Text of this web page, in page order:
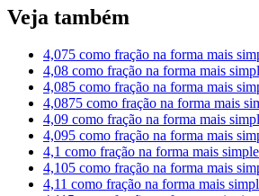
Veja também
4,075 como fração na forma mais
4,08 como fração na forma mais
4,085 como fração na forma mais
4,0875 como fração na forma mais
4,09 como fração na forma mais
4,095 como fração na forma mais
4,1 como fração na forma mais
4,105 como fração na forma mais
4,11 como fração na forma mais